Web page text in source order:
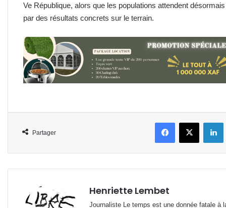
Ve République, alors que les populations attendent
par des résultats concrets sur le terrain.
Partager
FacebookX
Henriette Lembet
Journaliste Le temps est une donnée fatale à